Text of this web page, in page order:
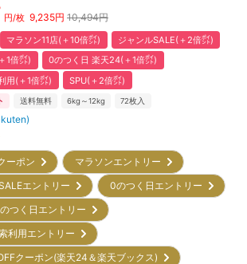
円/枚 9,235円 10,494円
マラソン11店(＋10倍㌽)
ジャンルSALE(＋2倍㌽)
1倍㌽)
0のつく日 楽天24(＋1倍㌽)
用(＋1倍㌽)
SPU(＋2倍㌽)
送料無料 6kg～12kg 72枚入
ーポン
マラソンエントリー
エントリー
0のつく日エントリー
つく日エントリー
利用エントリー
クーポン(楽天24＆楽天ブックス)